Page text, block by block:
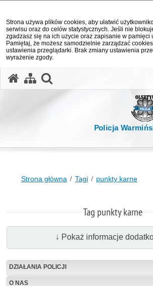
Strona używa plików cookies, aby ułatwić
serwisu oraz do celów statystycznych. Jeśli nie
zgadzasz się na ich użycie oraz zapisanie w pamięci
Pamiętaj, że możesz samodzielnie zarządzać
ustawienia przeglądarki. Brak zmiany ustawienia
wyrażenie zgody.
Policja
Strona główna Tagi punkty karne
Tag punkty karne
↓ Pokaż informacje
DZIAŁANIA POLICJI
O NAS